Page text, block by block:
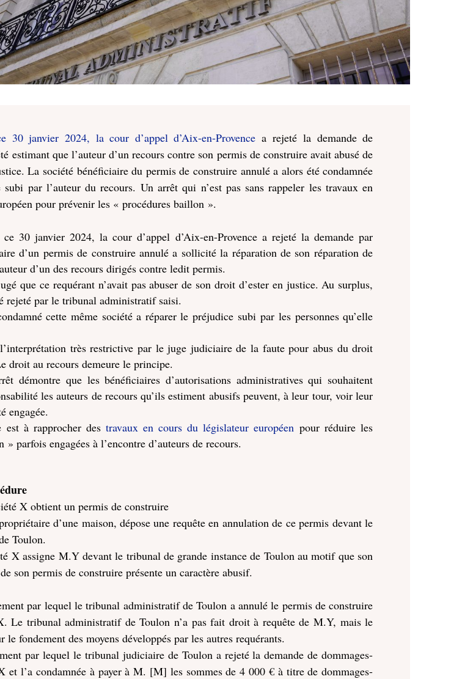
30 janvier 2024, la cour d’appel d’Aix-en-Provence a rejeté la demande de
estimant que l’auteur d’un recours contre son permis de construire avait abusé de
La société bénéficiaire du permis de construire annulé a alors été condamnée
par l’auteur du recours. Un arrêt qui n’est pas sans rappeler les travaux en
pour prévenir les « procédures baillon ».
30 janvier 2024, la cour d’appel d’Aix-en-Provence a rejeté la demande par
d’un permis de construire annulé a sollicité la réparation de son réparation de
d’un des recours dirigés contre ledit permis.
que ce requérant n’avait pas abuser de son droit d’ester en justice. Au surplus,
rejeté par le tribunal administratif saisi.
cette même société a réparer le préjudice subi par les personnes qu’elle
très restrictive par le juge judiciaire de la faute pour abus du droit
droit au recours demeure le principe.
démontre que les bénéficiaires d’autorisations administratives qui souhaitent
les auteurs de recours qu’ils estiment abusifs peuvent, à leur tour, voir leur
engagée.
est à rapprocher destravaux en cours du législateur européen pour réduire les
parfois engagées à l’encontre d’auteurs de recours.
X obtient un permis de construire
d’une maison, dépose une requête en annulation de ce permis devant le
Toulon.
X assigne M.Y devant le tribunal de grande instance de Toulon au motif que son
son permis de construire présente un caractère abusif.
par lequel le tribunal administratif de Toulon a annulé le permis de construire
Le tribunal administratif de Toulon n’a pas fait droit à requête de M.Y, mais le
le fondement des moyens développés par les autres requérants.
par lequel le tribunal judiciaire de Toulon a rejeté la demande de dommages-
et l’a condamnée à payer à M. [M] les sommes de 4 000 € à titre de dommages-